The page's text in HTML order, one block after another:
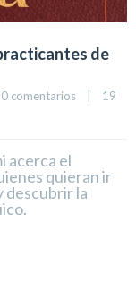
de
0 comentarios |
19
acerca el
quieran ir
descubrir la